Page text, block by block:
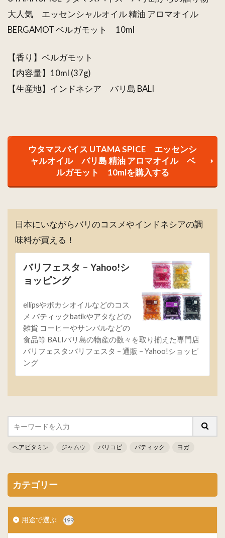
大人気 エッセンシャルオイル 精油 アロマオイル
BERGAMOT ベルガモット 10ml
【香り】ベルガモット
【内容量】10ml (37g)
【生産地】インドネシア バリ島 BALI
ウタマスパイス UTAMA SPICE エッセンシ
ャルオイル バリ島 精油 アロマオイル ベ
ルガモット 10mlを購入する
日本にいながらバリのコスメやインドネシアの調
味料が買える！
バリフェスタ – Yahoo!シ
ョッピング
ellipsやボカシオイルなどのコス
メ バティックbatikやアタなどの
雑貨 コーヒーやサンバルなどの
食品等 BALIバリ島の物産の数々を取り揃えた専門店
バリフェスタ:バリフェスタ – 通販 – Yahoo!ショッピ
ング
ヘアビタミン ジャムウ バリコピ バティック ヨガ
カテゴリー
用途で選ぶ 199